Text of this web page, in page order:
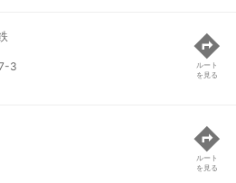
3
ルート
を見る
ルート
を見る